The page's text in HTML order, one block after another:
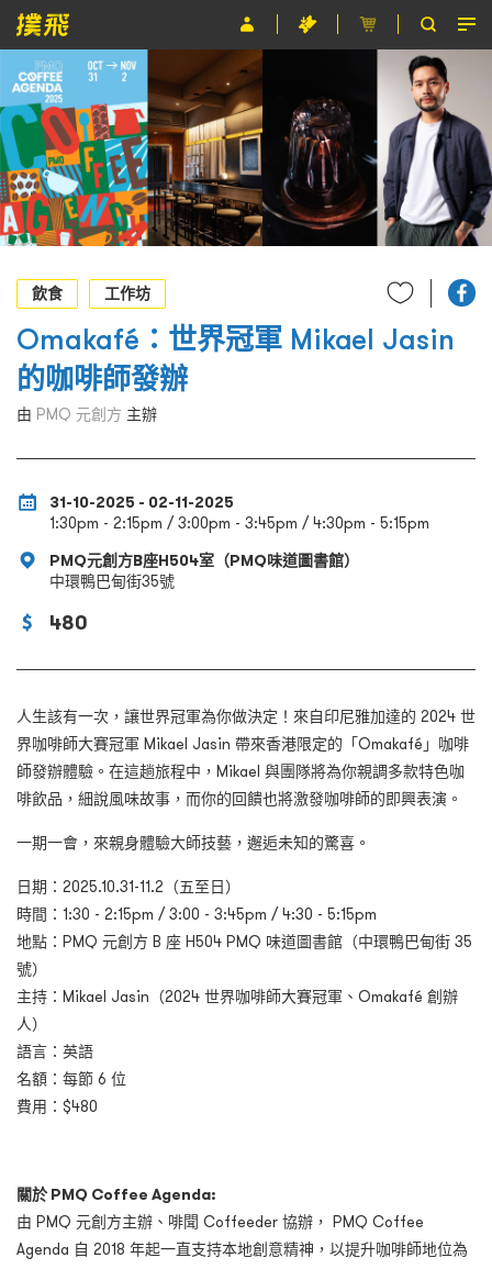
節目
主辦單位
關於撲飛
條款及細則
EN
飲食
工作坊
Omakafé：世界冠軍 Mikael Jasin
的咖啡師發辦
由 PMQ 元創方 主辦
31-10-2025 - 02-11-2025
1:30pm - 2:15pm / 3:00pm - 3:45pm / 4:30pm - 5:15pm
PMQ元創方B座H504室（PMQ味道圖書館）
中環鴨巴甸街35號
480
人生該有一次，讓世界冠軍為你做決定！來自印尼雅加達的 2024 世
界咖啡師大賽冠軍 Mikael Jasin 帶來香港限定的「Omakafé」咖啡
師發辦體驗。在這趟旅程中，Mikael 與團隊將為你親調多款特色咖
啡飲品，細說風味故事，而你的回饋也將激發咖啡師的即興表演。
一期一會，來親身體驗大師技藝，邂逅未知的驚喜。
日期：2025.10.31-11.2（五至日）
時間：1:30 - 2:15pm / 3:00 - 3:45pm / 4:30 - 5:15pm
地點：PMQ 元創方 B 座 H504 PMQ 味道圖書館（中環鴨巴甸街 35
號）
主持：Mikael Jasin（2024 世界咖啡師大賽冠軍、Omakafé 創辦
人）
語言：英語
名額：每節 6 位
費用：$480
關於 PMQ Coffee Agenda:
由 PMQ 元創方主辦、啡聞 Coffeeder 協辦， PMQ Coffee
Agenda 自 2018 年起一直支持本地創意精神，以提升咖啡師地位為